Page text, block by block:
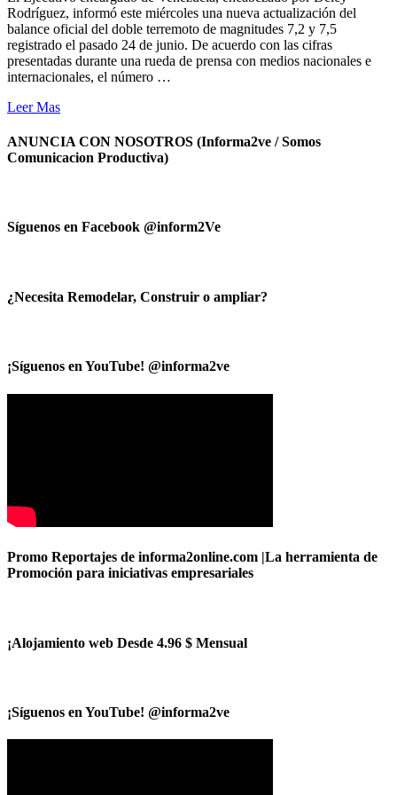
Rodríguez, informó este miércoles una nueva actualización del
balance oficial del doble terremoto de magnitudes 7,2 y 7,5
registrado el pasado 24 de junio. De acuerdo con las cifras
presentadas durante una rueda de prensa con medios nacionales e
internacionales, el número …
Leer Mas
ANUNCIA CON NOSOTROS (Informa2ve / Somos
Comunicacion Productiva)
Síguenos en Facebook @inform2Ve
¿Necesita Remodelar, Construir o ampliar?
¡Síguenos en YouTube! @informa2ve
Promo Reportajes de informa2online.com |La herramienta de
Promoción para iniciativas empresariales
¡Alojamiento web Desde 4.96 $ Mensual
¡Síguenos en YouTube! @informa2ve